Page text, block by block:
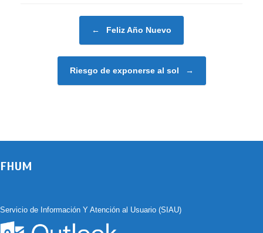
←
Feliz Año Nuevo
Riesgo de exponerse al sol →
FHUM
Servicio de Información Y Atención al Usuario (SIAU)